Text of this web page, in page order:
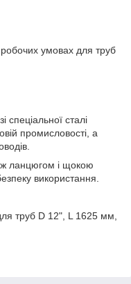
умовах для труб
спеціальної сталі
промисловості, а
ланцюгом і щокою
використання.
труб D 12", L 1625 мм,